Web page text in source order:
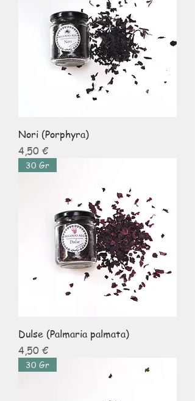
Nori (Porphyra)
Prix
4,50 €
30 Gr
Dulse (Palmaria palmata)
Prix
4,50 €
30 Gr